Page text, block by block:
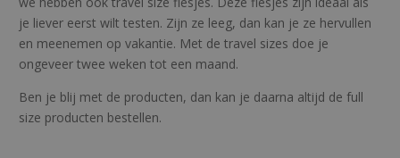
je liever eerst wilt testen. Zijn ze leeg, dan kan je ze hervullen
en meenemen op vakantie. Met de travel sizes doe je
ongeveer twee weken tot een maand.
Ben je blij met de producten, dan kan je daarna altijd de full
size producten bestellen.